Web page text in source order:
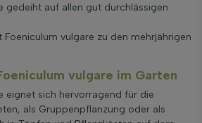
gedeiht auf allen gut durchlässigen
Foeniculum vulgare zu den mehrjährigen
vulgare im Garten
eignet sich hervorragend für die
als Gruppenpflanzung oder als